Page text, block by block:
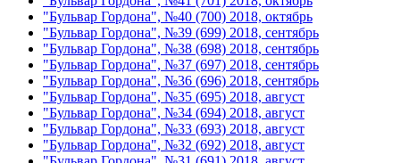
"Бульвар Гордона", №40 (700) 2018, октябрь
"Бульвар Гордона", №39 (699) 2018, сентябрь
"Бульвар Гордона", №38 (698) 2018, сентябрь
"Бульвар Гордона", №37 (697) 2018, сентябрь
"Бульвар Гордона", №36 (696) 2018, сентябрь
"Бульвар Гордона", №35 (695) 2018, август
"Бульвар Гордона", №34 (694) 2018, август
"Бульвар Гордона", №33 (693) 2018, август
"Бульвар Гордона", №32 (692) 2018, август